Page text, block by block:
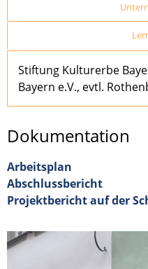
Stiftung Kulturerbe
Bayern e.V., evtl.
Dokumentation
Arbeitsplan
Abschlussbericht
Projektbericht auf der